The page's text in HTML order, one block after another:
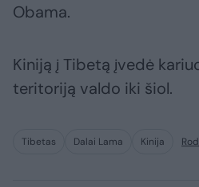
Obama.
Kiniją į Tibetą įvedė
teritoriją valdo iki šiol.
Tibetas Dalai Lama Kinija